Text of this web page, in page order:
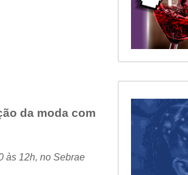
da moda com
às 12h, no Sebrae